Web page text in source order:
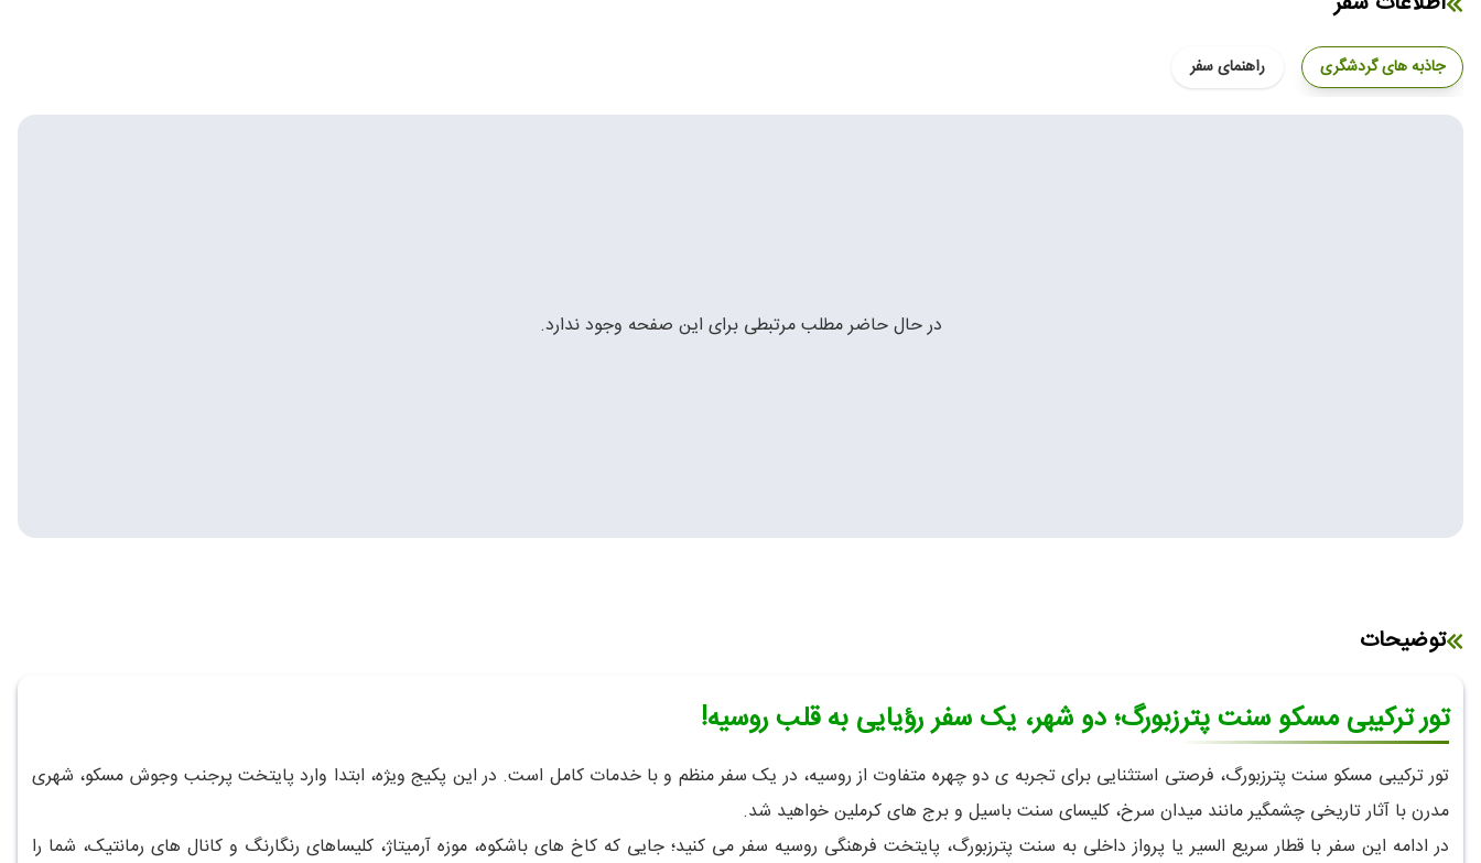
جاذبه های گردشگری راهنمای سفر
در حال حاضر مطلب مرتبطی برای این صفحه وجود ندارد.
توضیحات
تور ترکیبی مسکو سنت پترزبورگ؛ دو شهر، یک سفر رؤیایی به قلب روسیه!
تور ترکیبی مسکو سنت پترزبورگ، فرصتی استثنایی برای تجربه ی دو چهره متفاوت از روسیه، در یک سفر منظم و با خدمات کامل است. در این پکیج ویژه، ابتدا وارد پایتخت پرجنب وجوش مسکو، شهری
مدرن با آثار تاریخی چشمگیر مانند میدان سرخ، کلیسای سنت باسیل و برج های کرملین خواهید شد.
در ادامه این سفر با قطار سریع السیر یا پرواز داخلی به سنت پترزبورگ، پایتخت فرهنگی روسیه سفر می کنید؛ جایی که کاخ های باشکوه، موزه آرمیتاژ، کلیساهای رنگارنگ و کانال های رمانتیک، شما را